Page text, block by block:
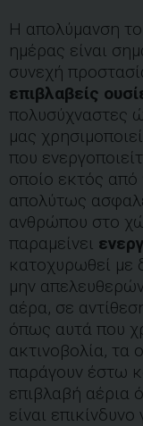
Η απολύμανση
ημέρας είναι
συνεχή
επιβλαβείς
πολυσύχναστες
μας
που
οποίο εκτός από
απολύτως
ανθρώπου στο
παραμείνει
κατοχυρωθεί με
μην
αέρα, σε
όπως αυτά που
ακτινοβολία, τα
παράγουν έστω
επιβλαβή αέρια
είναι